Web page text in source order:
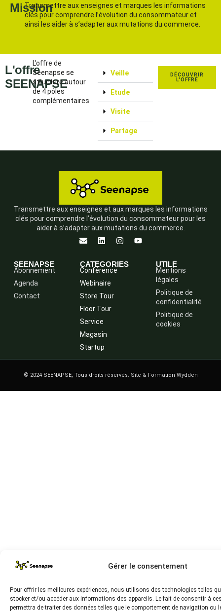
Gérer le consentement
Pour offrir les meilleures expériences, nous utilisons des technologies telles
stocker et/ou accéder aux informations des appareils. Le fait de consentir à
permettra de traiter des données telles que le comportement de navigation ou
Mission
Transmettre aux enseignes et marques les informations
clés pour comprendre l’évolution du consommateur et
ainsi les aider à s’adapter aux mutations du commerce.
L'offre
SEENAPSE
L’offre de
Seenapse se
structure autour
de 4 pôles
complémentaires
Veille
Etude
Visite
Partage
DÉCOUVRIR
L'OFFRE
Transmettre aux enseignes et aux marques les informations
clés pour comprendre l’évolution du consommateur pour les
aider à s’adapter aux mutations du commerce.
SEENAPSE
Abonnement
Agenda
Contact
CATEGORIES
Conférence
Webinaire
Store Tour
Floor Tour
Service
Magasin
Startup
UTILE
Mentions
légales
Politique de
confidentialité
Politique de
cookies
© 2024 SEENAPSE, Tous droits réservés. Site & Formation Wydden